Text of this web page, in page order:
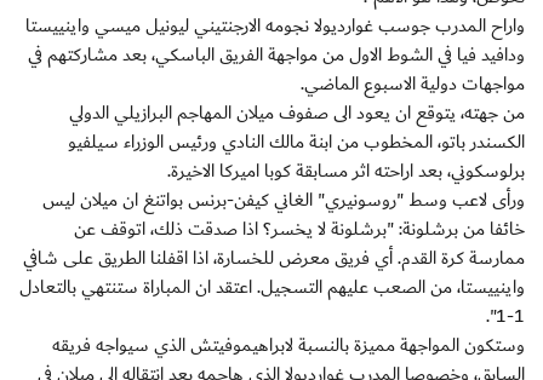
واراح المدرب جوسب غوارديولا نجومه الارجنتيني ليونيل ميسي واينييستا
ودافيد فيا في الشوط الاول من مواجهة الفريق الباسكي، بعد مشاركتهم في
مواجهات دولية الاسبوع الماضي.
من جهته، يتوقع ان يعود الى صفوف ميلان المهاجم البرازيلي الدولي
الكسندر باتو، المخطوب من ابنة مالك النادي ورئيس الوزراء سيلفيو
برلوسكوني، بعد اراحته اثر مسابقة كوبا اميركا الاخيرة.
ورأى لاعب وسط "روسونيري" الغاني كيفن-برنس بواتنغ ان ميلان ليس
خائفا من برشلونة: "برشلونة لا يخسر؟ اذا صدقت ذلك، اتوقف عن
ممارسة كرة القدم. أي فريق معرض للخسارة، اذا اقفلنا الطريق على شافي
واينييستا، من الصعب عليهم التسجيل. اعتقد ان المباراة ستنتهي بالتعادل
1-1".
وستكون المواجهة مميزة بالنسبة لابراهيموفيتش الذي سيواجه فريقه